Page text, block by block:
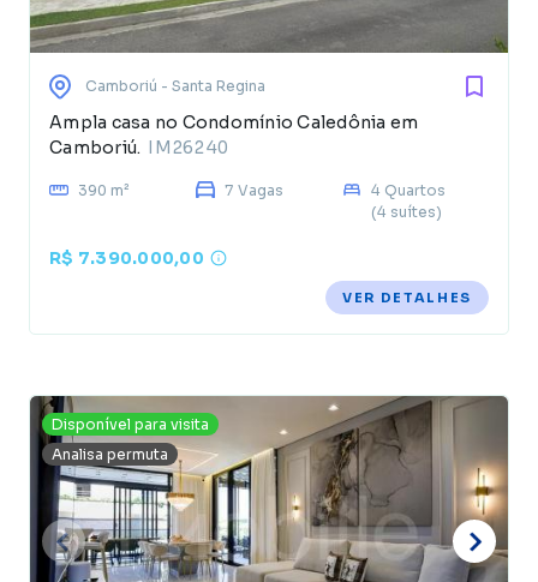
Camboriú - Santa Regina
Ampla casa no Condomínio Caledônia em
Camboriú. IM26240
390 m² 7 Vagas
4 Quartos
(4 suítes)
R$ 7.390.000,00
VER DETALHES
Disponível para visita
Analisa permuta